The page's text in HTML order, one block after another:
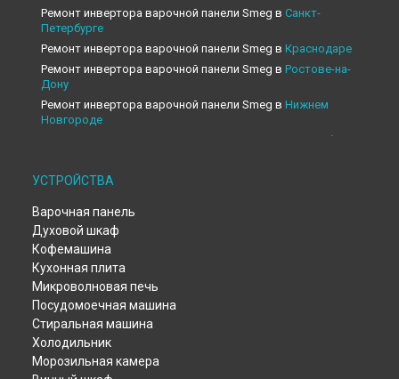
Ремонт инвертора варочной панели Smeg в Санкт-
Петербурге
Ремонт инвертора варочной панели Smeg в Краснодаре
Ремонт инвертора варочной панели Smeg в Ростове-на-
Дону
Ремонт инвертора варочной панели Smeg в Нижнем
Новгороде
Новосибирске
Ремонт инвертора варочной панели Smeg в
Ремонт инвертора варочной панели Smeg в
Ремонт инвертора варочной панели Smeg в
Ремонт инвертора варочной панели Smeg в
Ремонт инвертора варочной панели Smeg в
Ремонт инвертора варочной панели Smeg в
Ремонт инвертора варочной панели Smeg в
Ремонт инвертора варочной панели Smeg в
Ремонт инвертора варочной панели Smeg в
УСТРОЙСТВА
Варочная панель
Духовой шкаф
Кофемашина
Кухонная плита
Микроволновая печь
Посудомоечная машина
Стиральная машина
Холодильник
Морозильная камера